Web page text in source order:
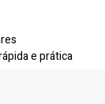
e prática